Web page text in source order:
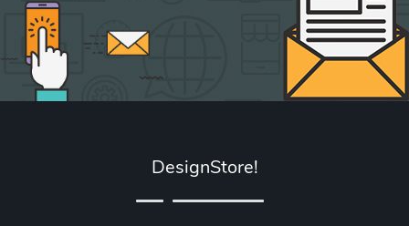
DesignStore!